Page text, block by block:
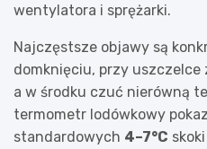
wentylatora i sprężarki.
Najczęstsze objawy są
domknięciu, przy uszczelce
a w środku czuć nierówną
termometr lodówkowy
standardowych 4–7°C